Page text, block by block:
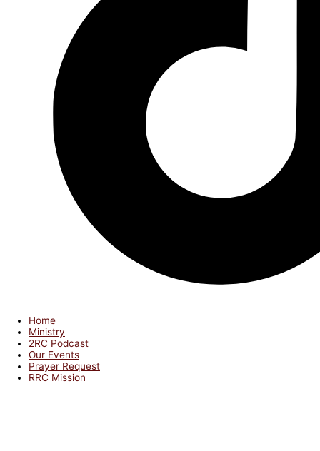
Home
Ministry
2RC Podcast
Our Events
Prayer Request
RRC Mission